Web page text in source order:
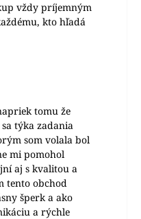
vždy príjemným
kto hľadá
tomu že
týka zadania
som volala bol
mi pomohol
aj s kvalitou a
tento obchod
šperk a ako
a rýchle